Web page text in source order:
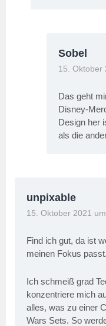
Sobel
15. Oktober
Das geht
Disney-
Design her
als die
unpixable
15. Oktober 2021
Find ich gut, da ist
meinen Fokus passt.
Ich schmeiß grad
konzentriere mich
alles, was zu einer
Wars Sets. So